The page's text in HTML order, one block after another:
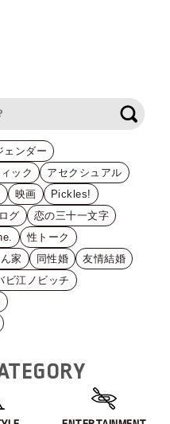
ェンダー
ック
アセクシュアル
映画
Pickles!
グ
恋の三十一文字
性トーク
家 同性婚
友情結婚
ビ江ノビッチ